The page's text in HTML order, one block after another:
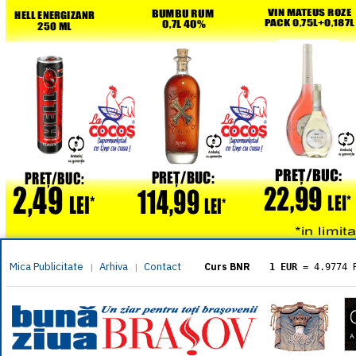
Mica Publicitate | Arhiva | Contact Curs BNR 1 EUR = 4.9774
= 5.8304
1 XAU= 464.4611
1 AED= 1.1933
1 AUD= 2.7957
1 BGN= 2.5449